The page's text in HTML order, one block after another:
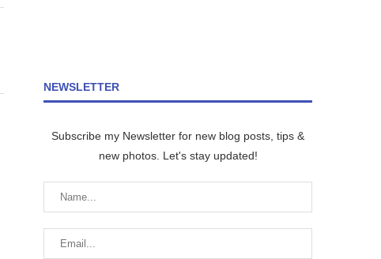
NEWSLETTER
Subscribe my Newsletter for new blog posts, tips &
new photos. Let's stay updated!